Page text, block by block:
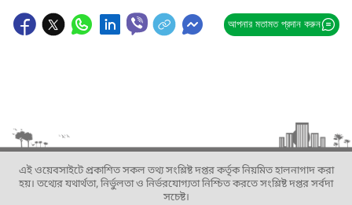
আপনার মতামত প্রদান করুন
এই ওয়েবসাইটে প্রকাশিত সকল তথ্য সংশ্লিষ্ট দপ্তর কর্তৃক নিয়মিত হালনাগাদ করা
হয়। তথ্যের যথার্থতা, নির্ভুলতা ও নির্ভরযোগ্যতা নিশ্চিত করতে সংশ্লিষ্ট দপ্তর সর্বদা
সচেষ্ট।